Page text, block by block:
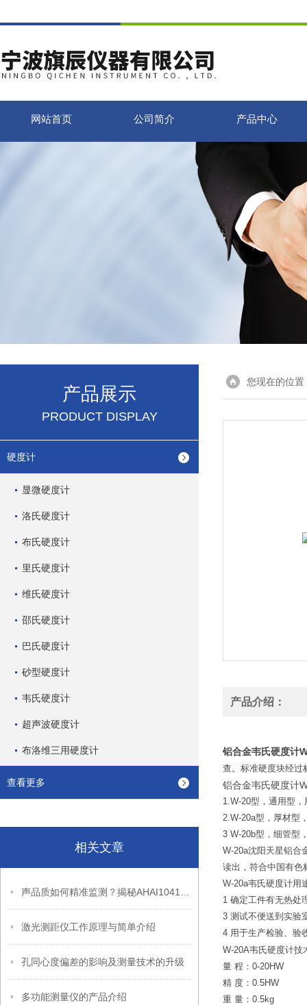
网站首页 公司简介 产品中心
产品展示
PRODUCT DISPLAY
硬度计
显微硬度计
洛氏硬度计
布氏硬度计
里氏硬度计
维氏硬度计
邵氏硬度计
巴氏硬度计
砂型硬度计
韦氏硬度计
超声波硬度计
布洛维三用硬度计
查看更多
相关文章
激光测距仪工作原理与简单介绍
孔同心度偏差的影响及测量技术的升级
多功能测量仪的产品介绍
您现在的位置
产品介绍：
铝合金韦氏硬度计
查。标准硬度块经过
铝合金韦氏硬度计
1.W-20型，通用型
2.W-20a型，厚材型
3 W-20b型，细管型
W-20a沈阳天星铝合
读出，符合中国有色
W-20a韦氏硬度计用
1 确定工件有无热处
3 测试不便送到实验
4 用于生产检验、验
W-20A韦氏硬度计技
量 程：0-20HW
精 度：0.5HW
重 量：0.5kg